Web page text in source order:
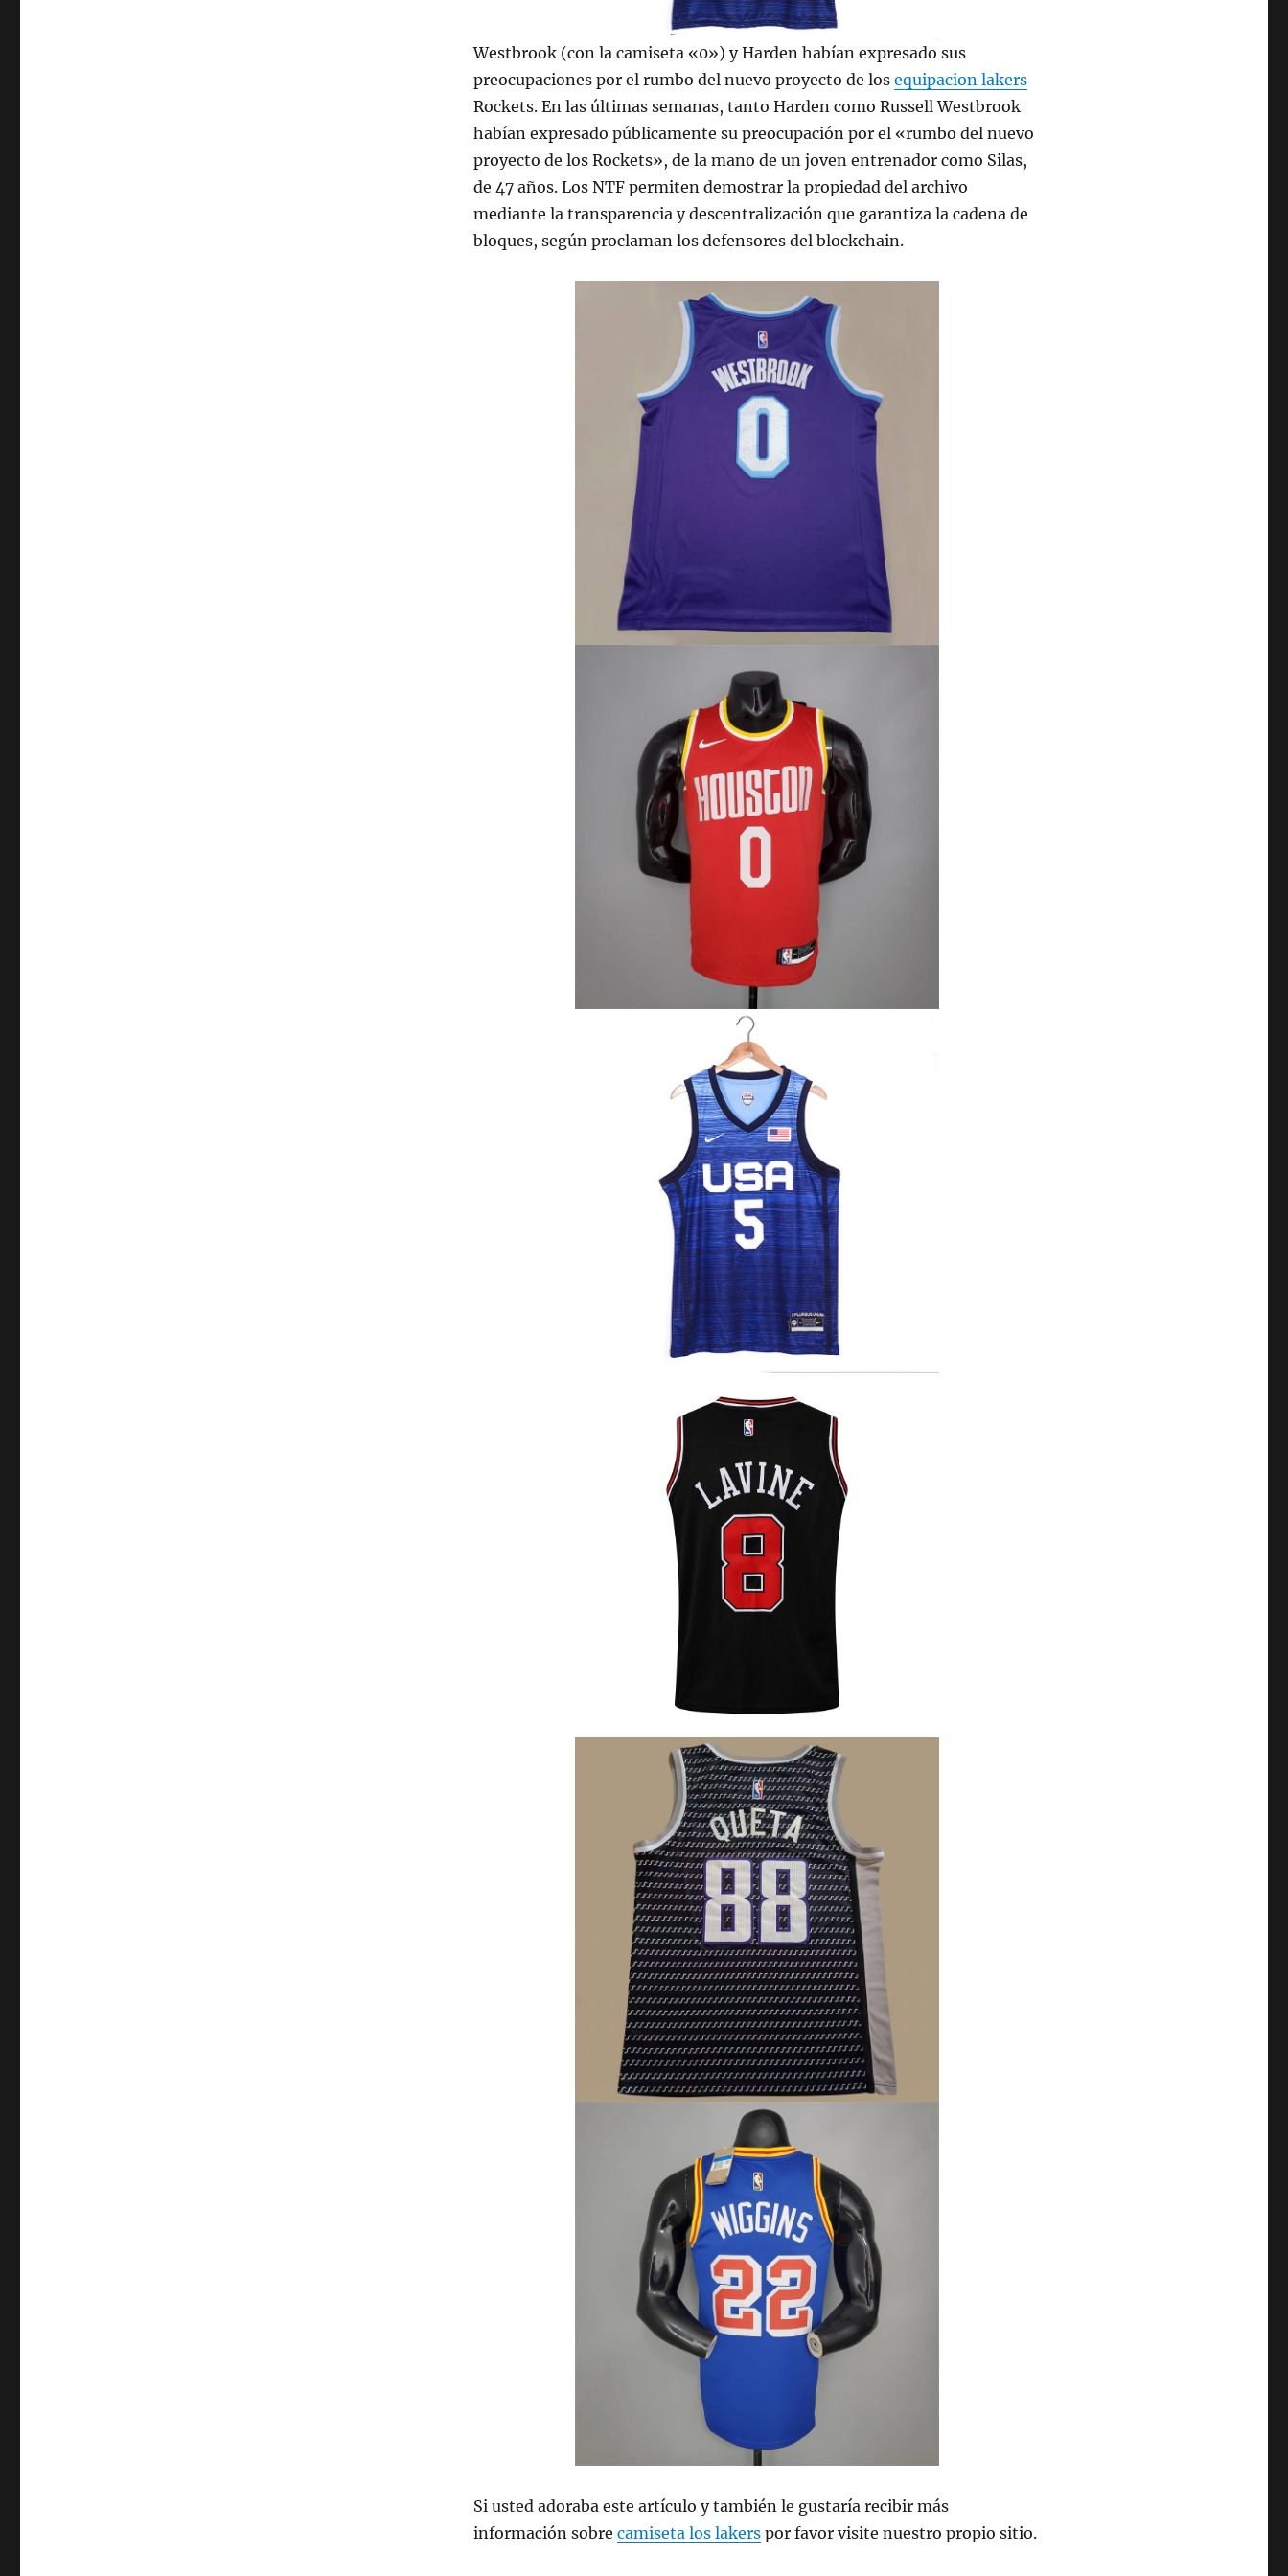
Westbrook (con la camiseta «0») y Harden habían expresado sus
preocupaciones por el rumbo del nuevo proyecto de losequipacion lakers
Rockets. En las últimas semanas, tanto Harden como Russell Westbrook
habían expresado públicamente su preocupación por el «rumbo del nuevo
proyecto de los Rockets», de la mano de un joven entrenador como Silas,
de 47 años. Los NTF permiten demostrar la propiedad del archivo
mediante la transparencia y descentralización que garantiza la cadena de
bloques, según proclaman los defensores del blockchain.
Si usted adoraba este artículo y también le gustaría recibir más
información sobrecamiseta los lakers por favor visite nuestro propio sitio.